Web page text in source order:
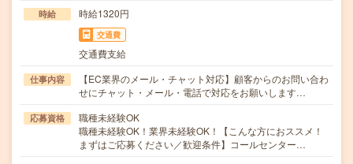
時給 時給1320円
交通費
交通費支給
仕事内容
【EC業界のメール・チャット対応】顧客からのお問い合わ
せにチャット・メール・電話で対応をお願いします…
応募資格
職種未経験OK
職種未経験OK！業界未経験OK！【こんな方におススメ！
まずはご応募ください／歓迎条件】コールセンター…